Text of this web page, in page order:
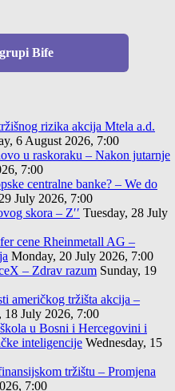
Bife
rizika akcija Mtela a.d.
6 August 2026, 7:00
u raskoraku – Nakon jutarnje
7:00
centralne banke? – We do
July 2026, 7:00
skora – Z′′ Tuesday, 28 July
cene Rheinmetall AG –
Monday, 20 July 2026, 7:00
– Zdrav razum Sunday, 19
američkog tržišta akcija –
18 July 2026, 7:00
u Bosni i Hercegovini i
inteligencije Wednesday, 15
tržištu – Promjena
7:00